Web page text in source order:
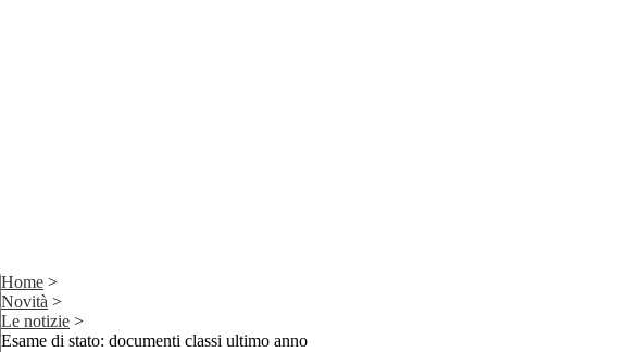
Home >
Novità >
Le notizie >
Esame di stato: documenti classi ultimo anno